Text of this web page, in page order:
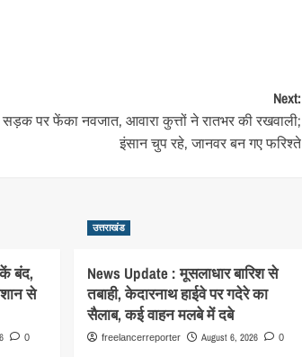
Next:
सड़क पर फेंका नवजात, आवारा कुत्तों ने रातभर की रखवाली;
इंसान चुप रहे, जानवर बन गए फरिश्ते
बंद,
से
0
उत्तराखंड
News Update : मूसलाधार बारिश से
तबाही, केदारनाथ हाईवे पर गदेरे का
सैलाब, कई वाहन मलबे में दबे
freelancerreporter August 6, 2026 0